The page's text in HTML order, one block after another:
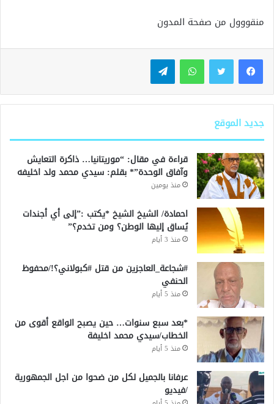
منقووول من صفحة المدون
واتساب تيلقرام
جديد الموقع
قراءة في مقال: “موريتانيا… ذاكرة التعايش
وآفاق الوحدة”* بقلم: سيدي محمد ولد اخليفه
منذ يومين
احمادة/ الشيخ الشيخ *يكتب :”إلى أي أجندات
يُساق إليها الوطن؟ ومن تخدم؟”
منذ 3 أيام
#شجاعة_العاجزين من قتل #كبولاني؟!/محفوظ
الحنفي
منذ 5 أيام
*بعد سبع سنوات… حين يصبح الواقع أقوى من
الخطاب/سيدي محمد اخليفة
منذ 5 أيام
عرفانا بالجميل لكل من ضحوا من اجل الجمهورية
/فيديو